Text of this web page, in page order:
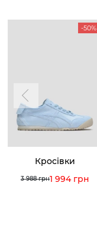
-50%
Кросівки
3 988 грн1 994 грн